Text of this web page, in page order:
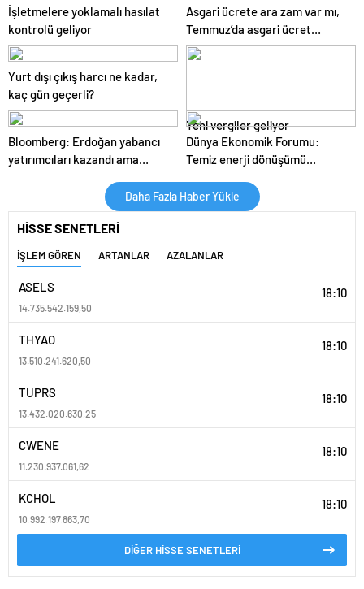
İşletmelere yoklamalı hasılat
kontrolü geliyor
Asgari ücrete ara zam var mı,
Temmuz’da asgari ücret
zammı yapılacak mı?
Yurt dışı çıkış harcı ne kadar,
kaç gün geçerli?
Yeni vergiler geliyor
Bloomberg: Erdoğan yabancı
yatırımcıları kazandı ama
Dünya Ekonomik Forumu:
Temiz enerji dönüşümü
Daha Fazla Haber Yükle
HİSSE SENETLERİ
İŞLEM GÖREN ARTANLAR AZALANLAR
ASELS
14.735.542.159,50
18:10
THYAO
13.510.241.620,50
18:10
TUPRS
13.432.020.630,25
18:10
CWENE
11.230.937.061,62
18:10
KCHOL
10.992.197.863,70
18:10
DİĞER HİSSE SENETLERİ